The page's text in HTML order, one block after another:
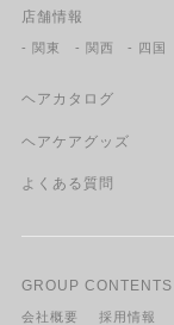
店舗情報
- 関東 - 関西 - 四国
ヘアカタログ
ヘアケアグッズ
よくある質問
GROUP CONTENTS
会社概要 採用情報